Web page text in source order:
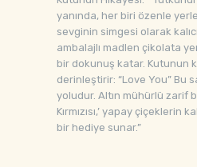
yanında, her biri özenle
sevginin simgesi olarak
ambalajlı madlen çikolata
bir dokunuş katar. Kutunun
derinleştirir: “Love You” Bu
yoludur. Altın mühürlü zarif
Kırmızısı,’ yapay
bir hediye sunar.”